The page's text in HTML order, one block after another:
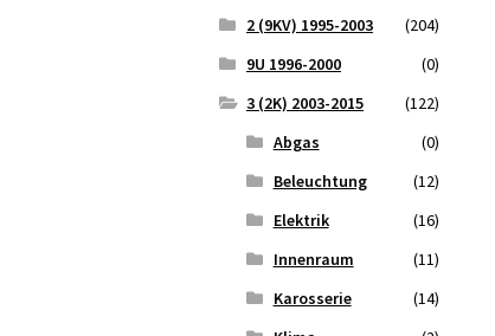
2 (9KV) 1995-2003
(204)
9U 1996-2000
(0)
3 (2K) 2003-2015
(122)
Abgas
(0)
Beleuchtung
(12)
Elektrik
(16)
Innenraum
(11)
Karosserie
(14)